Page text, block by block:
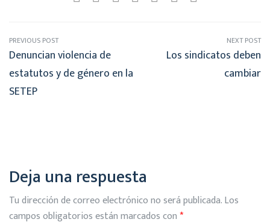
PREVIOUS POST
Denuncian violencia de
estatutos y de género en la
SETEP
NEXT POST
Los sindicatos deben
cambiar
Deja una respuesta
Tu dirección de correo electrónico no será publicada.Los
campos obligatorios están marcados con*